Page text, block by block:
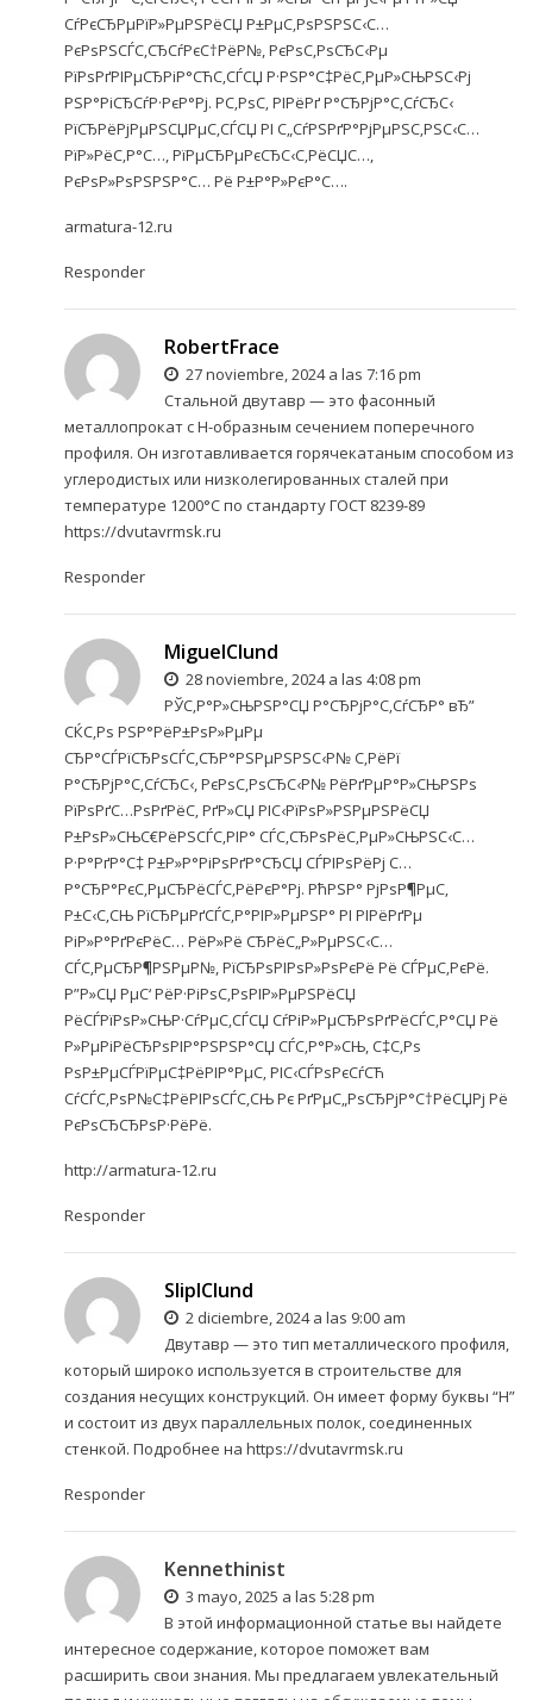
СѓРєСЂРµРїР»РµРЅРёСЏ Р±РµС‚РѕРЅРЅС‹С…
РєРѕРЅСЃС‚СЂСѓРєС†РёР№, РєРѕС‚РѕСЂС‹Рµ
РїРѕРґРІРµСЂРіР°СЋС‚СЃСЏ Р·РЅР°С‡РёС‚РµР»СЊРЅС‹Рј
РЅР°РіСЂСѓР·РєР°Рј. Р­С‚РѕС‚ РІРёРґ Р°СЂРјР°С‚СѓСЂС‹
РїСЂРёРјРµРЅСЏРµС‚СЃСЏ РІ С„СѓРЅРґР°РјРµРЅС‚РЅС‹С…
РїР»РёС‚Р°С…, РїРµСЂРµРєСЂС‹С‚РёСЏС…,
РєРѕР»РѕРЅРЅР°С… Рё Р±Р°Р»РєР°С….
armatura-12.ru
Responder
RobertFrace
27 noviembre, 2024 a las 7:16 pm
Стальной двутавр — это фасонный
металлопрокат с Н-образным сечением поперечного
профиля. Он изготавливается горячекатаным способом из
углеродистых или низколегированных сталей при
температуре 1200°C по стандарту ГОСТ 8239-89
https://dvutavrmsk.ru
Responder
MiguelClund
28 noviembre, 2024 a las 4:08 pm
РЎС‚Р°Р»СЊРЅР°СЏ Р°СЂРјР°С‚СѓСЂР° вЂ”
СЌС‚Рѕ РЅР°РёР±РѕР»РµРµ
СЂР°СЃРїСЂРѕСЃС‚СЂР°РЅРµРЅРЅС‹Р№ С‚РёРї
Р°СЂРјР°С‚СѓСЂС‹, РєРѕС‚РѕСЂС‹Р№ РёРґРµР°Р»СЊРЅРѕ
РїРѕРґС…РѕРґРёС‚ РґР»СЏ РІС‹РїРѕР»РЅРµРЅРёСЏ
Р±РѕР»СЊС€РёРЅСЃС‚РІР° СЃС‚СЂРѕРёС‚РµР»СЊРЅС‹С…
Р·Р°РґР°С‡ Р±Р»Р°РіРѕРґР°СЂСЏ СЃРІРѕРёРј С…
Р°СЂР°РєС‚РµСЂРёСЃС‚РёРєР°Рј. РћРЅР° РјРѕР¶РµС‚
Р±С‹С‚СЊ РїСЂРµРґСЃС‚Р°РІР»РµРЅР° РІ РІРёРґРµ
РіР»Р°РґРєРёС… РёР»Рё СЂРёС„Р»РµРЅС‹С…
СЃС‚РµСЂР¶РЅРµР№, РїСЂРѕРІРѕР»РѕРєРё Рё СЃРµС‚РєРё.
Р”Р»СЏ РµС‘ РёР·РіРѕС‚РѕРІР»РµРЅРёСЏ
РёСЃРїРѕР»СЊР·СѓРµС‚СЃСЏ СѓРіР»РµСЂРѕРґРёСЃС‚Р°СЏ Рё
Р»РµРіРёСЂРѕРІР°РЅРЅР°СЏ СЃС‚Р°Р»СЊ, С‡С‚Рѕ
РѕР±РµСЃРїРµС‡РёРІР°РµС‚ РІС‹СЃРѕРєСѓСЋ
СѓСЃС‚РѕР№С‡РёРІРѕСЃС‚СЊ Рє РґРµС„РѕСЂРјР°С†РёСЏРј Рё
РєРѕСЂСЂРѕР·РёРё.
http://armatura-12.ru
Responder
SliplClund
2 diciembre, 2024 a las 9:00 am
Двутавр — это тип металлического профиля,
который широко используется в строительстве для
создания несущих конструкций. Он имеет форму буквы “H”
и состоит из двух параллельных полок, соединенных
стенкой. Подробнее на https://dvutavrmsk.ru
Responder
Kennethinist
3 mayo, 2025 a las 5:28 pm
В этой информационной статье вы найдете
интересное содержание, которое поможет вам
расширить свои знания. Мы предлагаем увлекательный